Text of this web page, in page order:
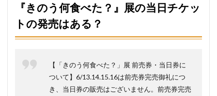
『きのう何食べた？』展の当日チケッ
トの発売はある？
【「きのう何食べた？」展 前売券・当日券に
ついて】6/13.14.15.16は前売券完売御礼につ
き、当日券の販売はございません。前売券完売